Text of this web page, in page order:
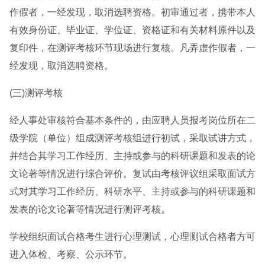
作假者，一经发现，取消选聘资格。初审通过者，携带本人
有效身份证、毕业证、学位证、资格证和有关材料原件以及
复印件，在测评考核环节现场进行复核。凡弄虚作假者，一
经发现，取消选聘资格。
(三)测评考核
经人事处审核符合基本条件的，由应聘人员报考岗位所在二
级学院（单位）组成测评考核组进行初试，采取试讲方式，
并结合其学习工作经历、主持或参与的科研课题和发表的论
文论著等情况进行综合评价。复试由考核评议组采取面试方
式对其学习工作经历、科研水平、主持或参与的科研课题和
发表的论文论著等情况进行测评考核。
学校组织面试合格考生进行心理测试，心理测试合格者方可
进入体检、考察、公示环节。